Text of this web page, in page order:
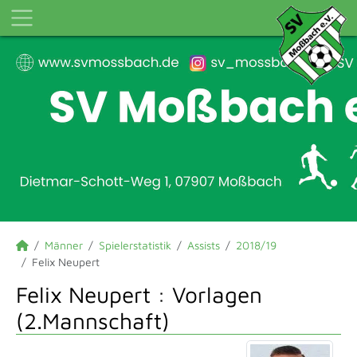
Männer Spielerstatistik Assists
2018/19
Felix Neupert
Felix Neupert : Vorlagen
(2.Mannschaft)